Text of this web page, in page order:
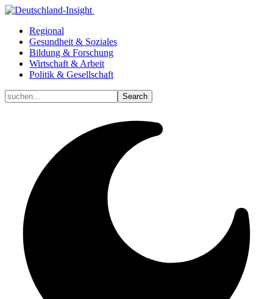
Regional
Gesundheit & Soziales
Bildung & Forschung
Wirtschaft & Arbeit
Politik & Gesellschaft